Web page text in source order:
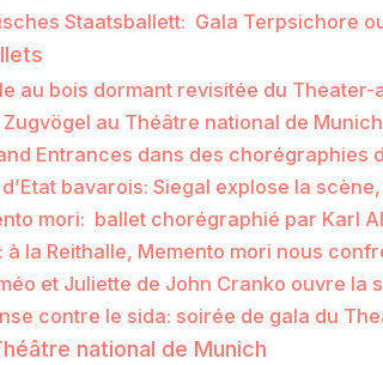
Staatsballett: Gala Terpsichore
au bois dormant revisitée du
Zugvögel au Théâtre national de
Entrances dans des chorégraphies
bavarois: Siegal explose la
mori: ballet chorégraphié par Karl
à la Reithalle, Memento mori nous
et Juliette de John Cranko ouvre la
contre le sida: soirée de gala du
national de Munich